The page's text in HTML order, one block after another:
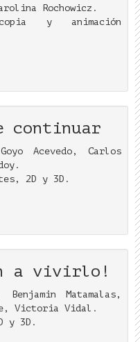
Rochowicz.
y animación
continuar
Acevedo, Carlos
2D y 3D.
a vivirlo!
Matamalas,
Victoria Vidal.
y 3D.